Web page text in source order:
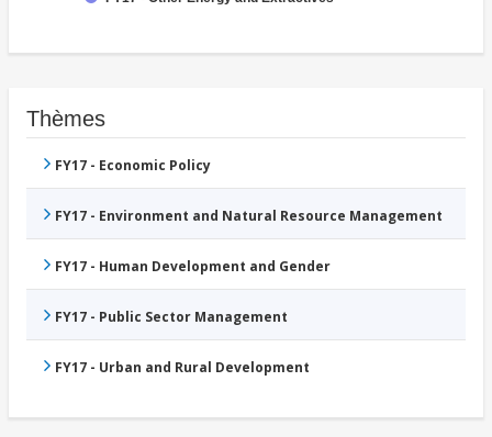
Thèmes
FY17 - Economic Policy
FY17 - Environment and Natural Resource Management
FY17 - Human Development and Gender
FY17 - Public Sector Management
FY17 - Urban and Rural Development